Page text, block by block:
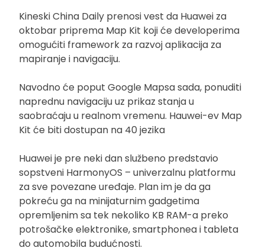
Kineski China Daily prenosi vest da Huawei za
oktobar priprema Map Kit koji će developerima
omogućiti framework za razvoj aplikacija za
mapiranje i navigaciju.
Navodno će poput Google Mapsa sada, ponuditi
naprednu navigaciju uz prikaz stanja u
saobraćaju u realnom vremenu. Hauwei-ev Map
Kit će biti dostupan na 40 jezika
Huawei je pre neki dan službeno predstavio
sopstveni HarmonyOS – univerzalnu platformu
za sve povezane uređaje. Plan im je da ga
pokreću ga na minijaturnim gadgetima
opremljenim sa tek nekoliko KB RAM-a preko
potrošačke elektronike, smartphonea i tableta
do automobila budućnosti.